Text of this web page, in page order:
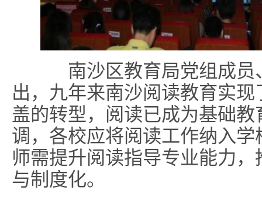
南沙区教育局党组成员
出，九年来南沙阅读教育实
盖的转型，阅读已成为基础
调，各校应将阅读工作纳入
师需提升阅读指导专业能力
与制度化。